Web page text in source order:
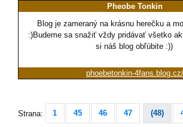
Pheobe Tonkin
Blog je zameraný na krásnu herečku a
:)Budeme sa snažiť vždy pridávať všetko
si náš blog obľúbite :))
phoebetonkin-4fans.blog.cz/
Strana: 1 45 46 47 (48)